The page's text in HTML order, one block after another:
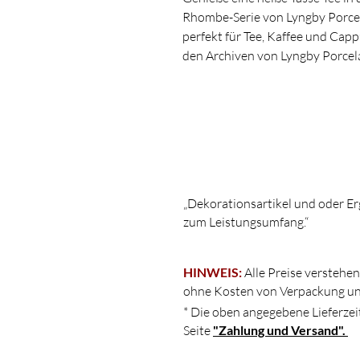
Rhombe-Serie von Lyngby
perfekt für Tee, Kaffee und
den Archiven von Lyngby
Material : Porzellan
Serie: Rhombe Color
Designer: Stilleben v/Reckweg
„Dekorationsartikel und oder
zum Leistungsumfang.“
HINWEIS:Alle Preise
ohne Kosten von Verpackung
* Die oben angegebene
Seite "Zahlung und Versand".